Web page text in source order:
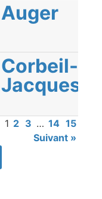
Auger
Corbeil-
Jacques
1 2 3 … 14 15
Suivant »